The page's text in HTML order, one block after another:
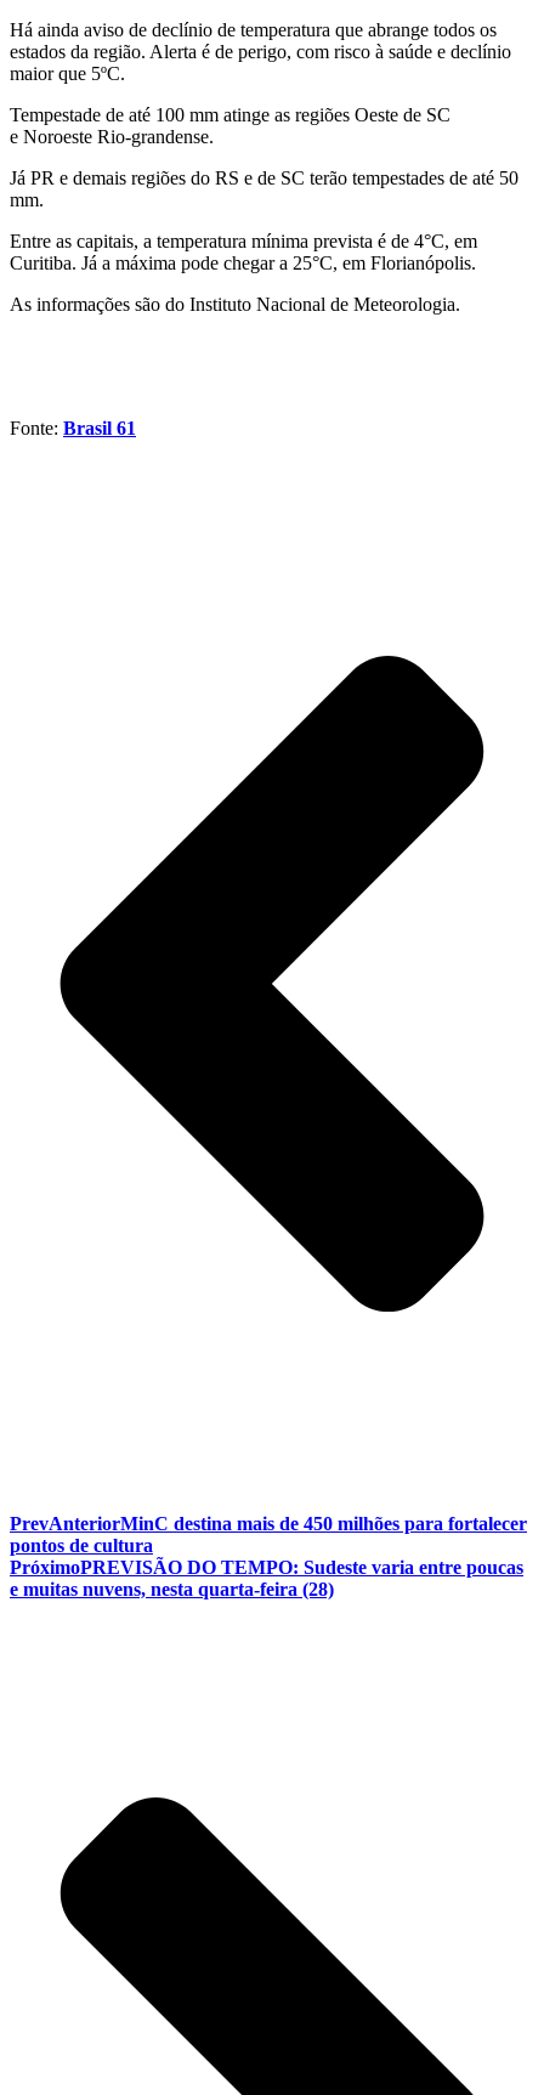
Há ainda aviso de declínio de temperatura que abrange todos os
estados da região. Alerta é de perigo, com risco à saúde e declínio
maior que 5ºC.
Tempestade de até 100 mm atinge as regiões Oeste de SC
e Noroeste Rio-grandense.
Já PR e demais regiões do RS e de SC terão tempestades de até 50
mm.
Entre as capitais, a temperatura mínima prevista é de 4°C, em
Curitiba. Já a máxima pode chegar a 25°C, em Florianópolis.
As informações são do Instituto Nacional de Meteorologia.
Fonte: Brasil 61
PrevAnteriorMinC destina mais de 450 milhões para fortalecer
pontos de cultura
PróximoPREVISÃO DO TEMPO: Sudeste varia entre poucas
e muitas nuvens, nesta quarta-feira (28)